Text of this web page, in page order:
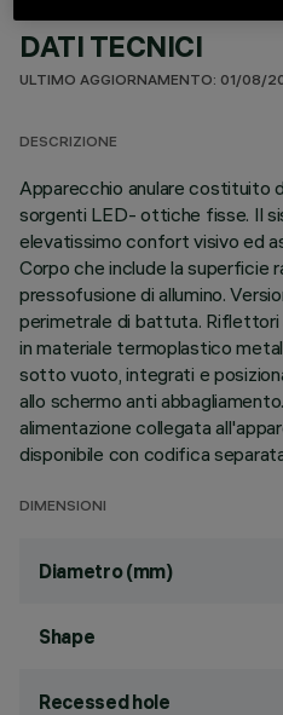
DATI TECNICI
ULTIMO AGGIORNAMENTO: 01/08/
DESCRIZIONE
Apparecchio anulare costituito
sorgenti LED- ottiche fisse. Il
elevatissimo confort visivo ed
Corpo che include la superficie
pressofusione di allumino.
perimetrale di battuta. Riflettori
in materiale termoplastico
sotto vuoto, integrati e
allo schermo anti
alimentazione collegata
disponibile con codifica
DIMENSIONI
Diametro (mm)
Shape
Recessed hole